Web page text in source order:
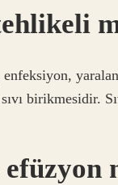
birikmesidir.